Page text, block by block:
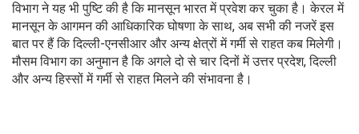
विभाग ने यह भी पुष्टि की है कि मानसून भारत में प्रवेश कर चुका है। केरल में
मानसून के आगमन की आधिकारिक घोषणा के साथ, अब सभी की नजरें इस
बात पर हैं कि दिल्ली-एनसीआर और अन्य क्षेत्रों में गर्मी से राहत कब मिलेगी।
मौसम विभाग का अनुमान है कि अगले दो से चार दिनों में उत्तर प्रदेश, दिल्ली
और अन्य हिस्सों में गर्मी से राहत मिलने की संभावना है।